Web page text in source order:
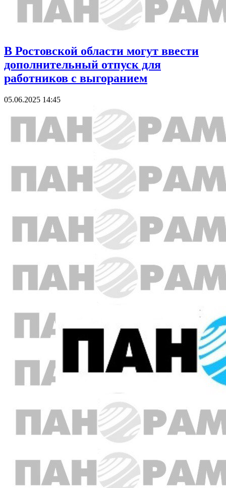
В Ростовской области могут ввести
дополнительный отпуск для
работников с выгоранием
05.06.2025 14:45